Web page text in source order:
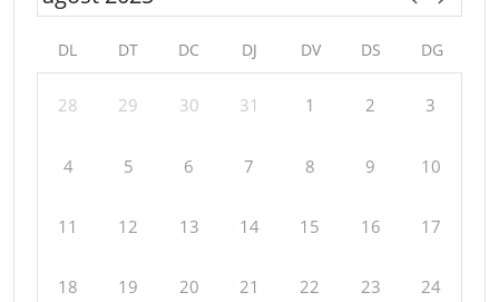
DL DT DC DJ DV DS DG
28 29 30 31 1 2 3
4 5 6 7 8 9 10
11 12 13 14 15 16 17
18 19 20 21 22 23 24